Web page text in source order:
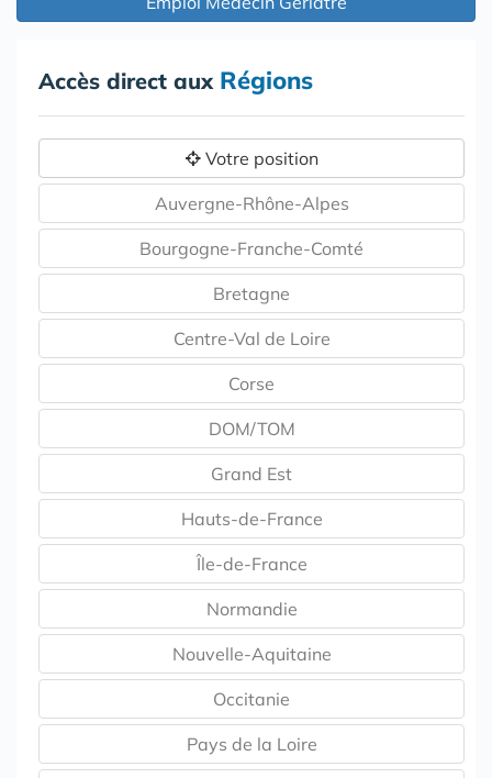
Accès direct aux Régions
Votre position
Auvergne-Rhône-Alpes
Bourgogne-Franche-Comté
Bretagne
Centre-Val de Loire
Corse
DOM/TOM
Grand Est
Hauts-de-France
Île-de-France
Normandie
Nouvelle-Aquitaine
Occitanie
Pays de la Loire